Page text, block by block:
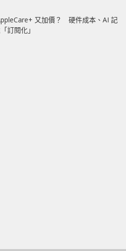
又加價？ 硬件成本、AI 記
訂閱化」